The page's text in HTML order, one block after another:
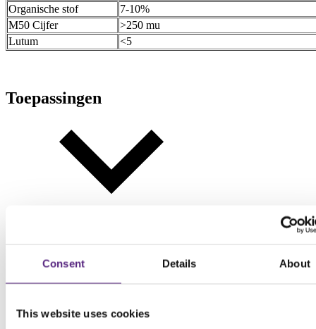
Consent Details About
This website uses cookies
Organische stof
7-10%
M50 Cijfer
>250 mu
Lutum
<5
Toepassingen